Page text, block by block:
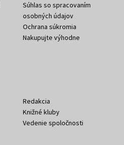
Súhlas so spracovaním
osobných údajov
Ochrana súkromia
Nakupujte výhodne
Redakcia
Knižné kluby
Vedenie spoločnosti